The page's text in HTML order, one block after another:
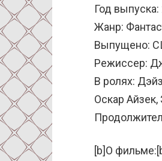
Год выпуска:
Жанр:
Выпущено:
Режиссер:
В ролях:
Оскар
[b]О